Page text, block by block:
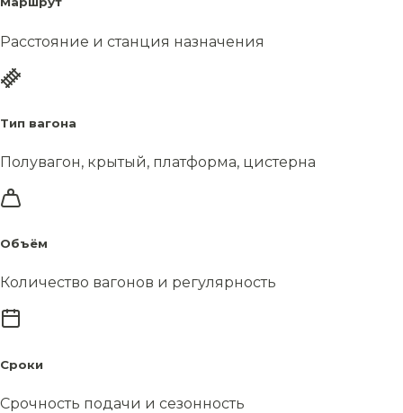
Расстояние и станция назначения
Тип вагона
Полувагон, крытый, платформа, цистерна
Объём
Количество вагонов и регулярность
Сроки
Срочность подачи и сезонность